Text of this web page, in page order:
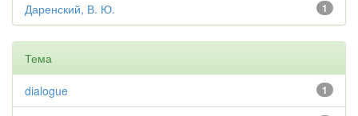
1
Даренский, В. Ю.
Тема
1
dialogue